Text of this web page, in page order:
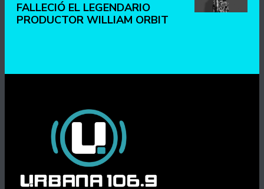
FALLECIÓ EL LEGENDARIO
PRODUCTOR WILLIAM ORBIT